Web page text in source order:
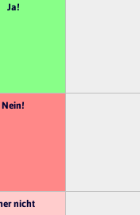
Ja!
Nein!
nicht